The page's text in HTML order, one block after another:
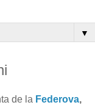
▼
de la Federova,